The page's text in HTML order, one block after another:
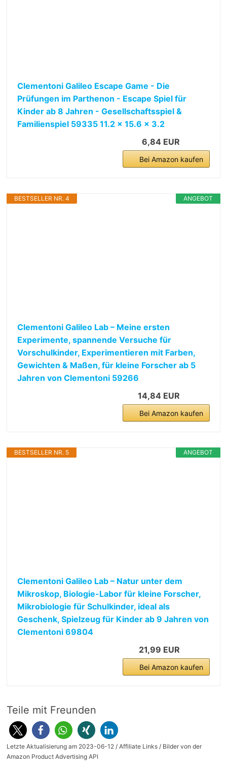
Clementoni Galileo Escape Game - Die
Prüfungen im Parthenon - Escape Spiel für
Kinder ab 8 Jahren - Gesellschaftsspiel &
Familienspiel 59335 11.2 x 15.6 x 3.2
6,84 EUR
Bei Amazon kaufen
ANGEBOT
BESTSELLER NR. 4
Clementoni Galileo Lab – Meine ersten
Experimente, spannende Versuche für
Vorschulkinder, Experimentieren mit Farben,
Gewichten & Maßen, für kleine Forscher ab 5
Jahren von Clementoni 59266
14,84 EUR
Bei Amazon kaufen
ANGEBOT
BESTSELLER NR. 5
Clementoni Galileo Lab – Natur unter dem
Mikroskop, Biologie-Labor für kleine Forscher,
Mikrobiologie für Schulkinder, ideal als
Geschenk, Spielzeug für Kinder ab 9 Jahren von
Clementoni 69804
21,99 EUR
Bei Amazon kaufen
Teile mit Freunden
Letzte Aktualisierung am 2023-06-12 / Affiliate Links / Bilder von der
Amazon Product Advertising API